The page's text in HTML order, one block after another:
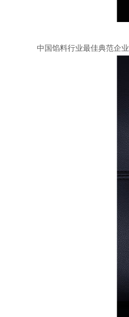
中国馅料行业最佳典范企业